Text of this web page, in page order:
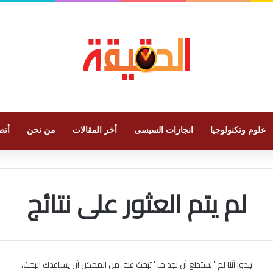
علوم وتكنولوجيا انجازات السيسى أخر المقالات من نحن
لم يتم العثور على نتائج
يبدوا أننا لم ’ نستطع أن نجد ما ’ تبحث عنه. من الممكن أن يساعدك البحث.